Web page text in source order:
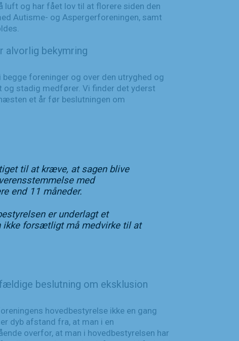
luft og har fået lov til at florere siden den
Autisme- og Aspergerforeningen, samt
alvorlig bekymring
foreninger og over den utryghed og
og stadig medfører. Vi finder det yderst
et år før beslutningen om
til at kræve, at sagen blive
med
end 11 måneder.
er underlagt et
ikke forsætligt må medvirke til at
beslutning om eksklusion
hovedbestyrelse ikke en gang
dyb afstand fra, at man i en
overfor, at man i hovedbestyrelsen har